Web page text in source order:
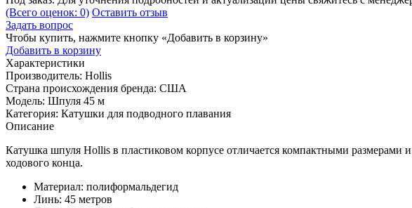
(Всего оценок: 0) Оставить отзыв
Задать вопрос
Чтобы купить, нажмите кнопку «Добавить в корзину»
Добавить в корзину
Характеристики
Производитель: Hollis
Страна происхождения бренда: США
Модель: Шпуля 45 м
Категория: Катушки для подводного плавания
Описание
Катушка шпуля Hollis в пластиковом корпусе отличается компактными размерами
ходового конца.
Материал: полиформальдегид
Линь: 45 метров